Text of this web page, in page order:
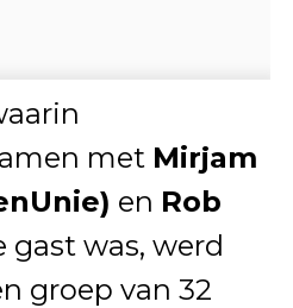
met Mirjam
en Rob
gast was, werd
groep van 32